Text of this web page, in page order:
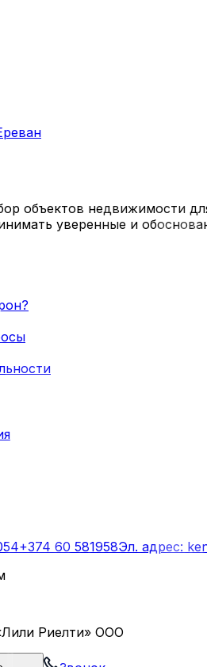
объектов недвижимости
уверенные и
+374 60 581958Эл. адрес:
Риелти» ООО